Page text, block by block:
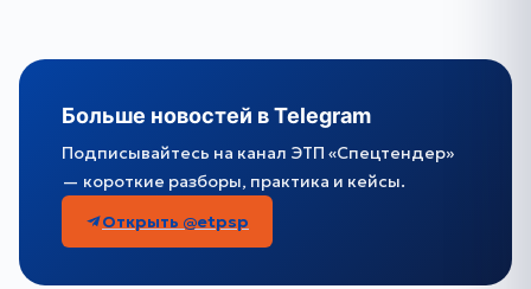
Больше новостей в Telegram
Подписывайтесь на канал ЭТП «Спецтендер»
— короткие разборы, практика и кейсы.
Открыть @etpsp